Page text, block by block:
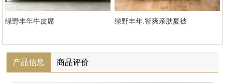
绿野丰年牛皮席 绿野丰年.智爽亲肤夏被
产品信息 商品评价